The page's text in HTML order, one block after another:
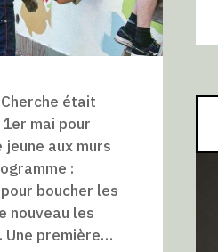
était
mai pour
jeune aux murs
:
boucher les
nouveau les
Une première…